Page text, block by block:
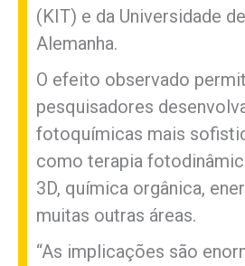
(KIT) e da Universidade
Alemanha.
O efeito observado
pesquisadores
fotoquímicas mais
como terapia
3D, química orgânica,
muitas outras áreas.
“As implicações são